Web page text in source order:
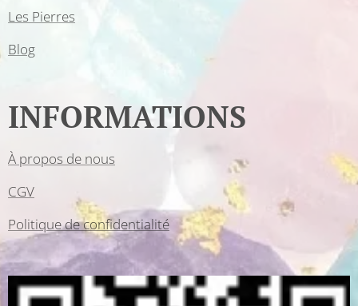
Les Pierres
Blog
INFORMATIONS
À propos de nous
CGV
Politique de confidentialité